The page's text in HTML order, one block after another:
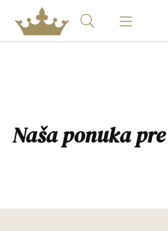
Naša ponuka